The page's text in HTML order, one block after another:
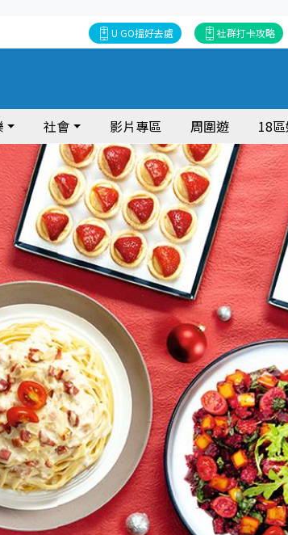
社群打卡攻略
U GO搵好去處
社會 影片專區 周圍遊 18